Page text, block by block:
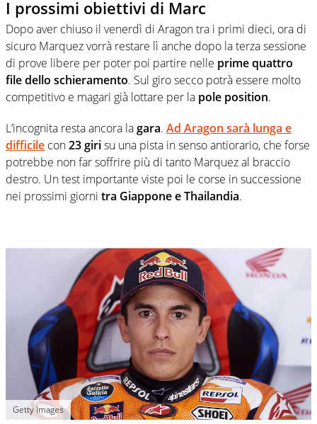
I prossimi obiettivi di Marc
Dopo aver chiuso il venerdì di Aragon tra i primi dieci, ora di
sicuro Marquez vorrà restare lì anche dopo la terza sessione
di prove libere per poter poi partire nelle prime quattro
file dello schieramento. Sul giro secco potrà essere molto
competitivo e magari già lottare per la pole position.
L’incognita resta ancora lagara. Ad Aragon sarà lunga e
difficile con23 girisu una pista in senso antiorario, che forse
potrebbe non far soffrire più di tanto Marquez al braccio
destro. Un test importante viste poi le corse in successione
nei prossimi giorni tra Giappone e Thailandia.
Getty Images